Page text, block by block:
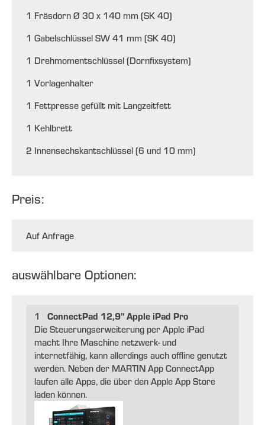
1 Fräsdorn Ø 30 x 140 mm (SK 40)
1 Gabelschlüssel SW 41 mm (SK 40)
1 Drehmomentschlüssel (Dornfixsystem)
1 Vorlagenhalter
1 Fettpresse gefüllt mit Langzeitfett
1 Kehlbrett
2 Innensechskantschlüssel (6 und 10 mm)
Preis:
Auf Anfrage
auswählbare Optionen:
1 ConnectPad 12,9" Apple iPad Pro
Die Steuerungserweiterung per Apple iPad
macht Ihre Maschine netzwerk- und
internetfähig, kann allerdings auch offline genutzt
werden. Neben der MARTIN App ConnectApp
laufen alle Apps, die über den Apple App Store
laden können.